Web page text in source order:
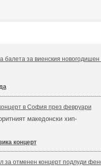
балета за виенския новогодишен
в София през февруари
македонски хип-
концерт
за отменен концерт подлуди